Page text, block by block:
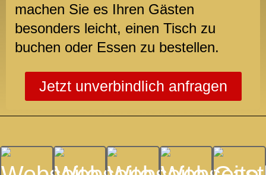
machen Sie es Ihren Gästen
besonders leicht, einen Tisch zu
buchen oder Essen zu bestellen.
Jetzt unverbindlich anfragen